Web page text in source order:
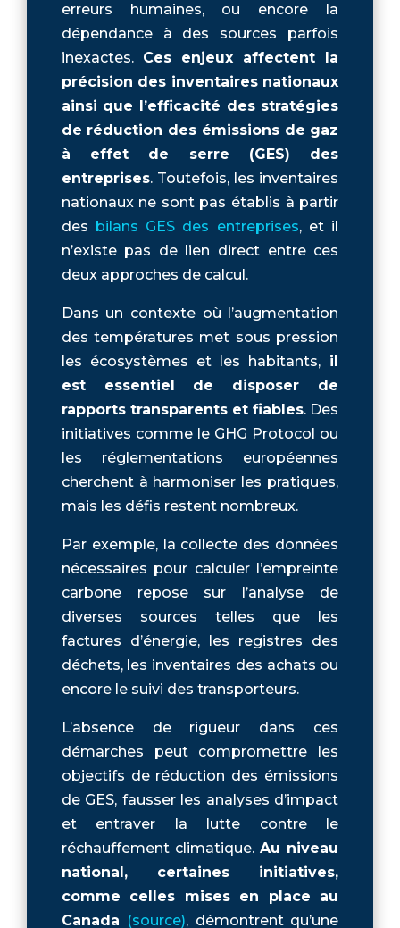
erreurs humaines, ou encore la
dépendance à des sources parfois
inexactes. Ces enjeux affectent la
précision des inventaires nationaux
ainsi que l’efficacité des stratégies
de réduction des émissions de gaz
à effet de serre (GES) des
entreprises. Toutefois, les inventaires
nationaux ne sont pas établis à partir
des bilans GES des entreprises, et il
n’existe pas de lien direct entre ces
deux approches de calcul.
Dans un contexte où l’augmentation
des températures met sous pression
les écosystèmes et les habitants, il
est essentiel de disposer de
rapports transparents et fiables. Des
initiatives comme le GHG Protocol ou
les réglementations européennes
cherchent à harmoniser les pratiques,
mais les défis restent nombreux.
Par exemple, la collecte des données
nécessaires pour calculer l’empreinte
carbone repose sur l’analyse de
diverses sources telles que les
factures d’énergie, les registres des
déchets, les inventaires des achats ou
encore le suivi des transporteurs.
L’absence de rigueur dans ces
démarches peut compromettre les
objectifs de réduction des émissions
de GES, fausser les analyses d’impact
et entraver la lutte contre le
réchauffement climatique.Au niveau
national, certaines initiatives,
comme celles mises en place au
Canada (source), démontrent qu’une